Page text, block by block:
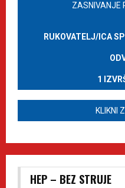
ZASNIVANJE
RUKOVATELJ/ICA
1
KLIKNI
HEP – BEZ STRUJE